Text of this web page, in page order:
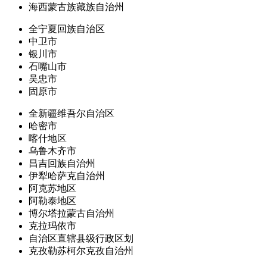
海西蒙古族藏族自治州
全宁夏回族自治区
中卫市
银川市
石嘴山市
吴忠市
固原市
全新疆维吾尔自治区
哈密市
喀什地区
乌鲁木齐市
昌吉回族自治州
伊犁哈萨克自治州
阿克苏地区
阿勒泰地区
博尔塔拉蒙古自治州
克拉玛依市
自治区直辖县级行政区划
克孜勒苏柯尔克孜自治州